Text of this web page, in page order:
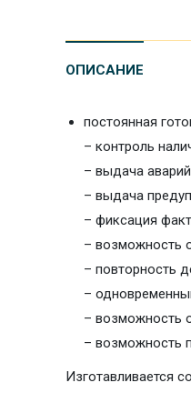
ОПИСАНИЕ
постоянная
– контроль
– выдача
– выдача
– фиксация
– возможность
– повторность
–
– возможность
– возможность
Изготавливается